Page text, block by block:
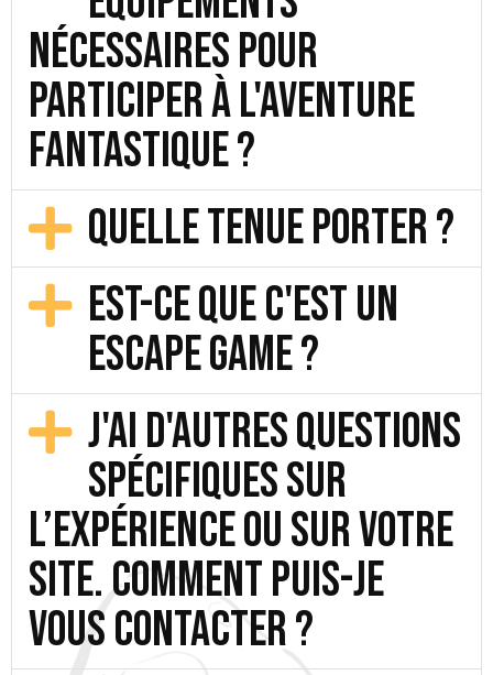
nécessaires pour
participer à L'Aventure
Fantastique ?
Quelle tenue porter ?
Est-ce que c'est un
escape game ?
J'ai d'autres questions
spécifiques sur
l’expérience ou sur votre
site. Comment puis-je
vous contacter ?